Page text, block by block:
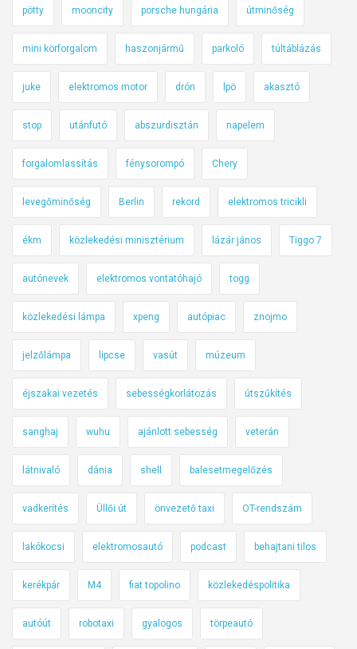
pötty mooncity porsche hungária útminőség
mini körforgalom haszonjármű parkoló túltáblázás
juke elektromos motor drón lpö akasztó
stop utánfutó abszurdisztán napelem
forgalomlassítás fénysorompó Chery
levegőminőség Berlin rekord elektromos tricikli
ékm közlekedési minisztérium lázár jános Tiggo 7
autónevek elektromos vontatóhajó togg
közlekedési lámpa xpeng autópiac znojmo
jelzőlámpa lipcse vasút múzeum
éjszakai vezetés sebességkorlátozás útszűkítés
sanghaj wuhu ajánlott sebesség veterán
látnivaló dánia shell balesetmegelőzés
vadkerítés Üllői út önvezető taxi OT-rendszám
lakókocsi elektromosautó podcast behajtani tilos
kerékpár M4 fiat topolino közlekedéspolitika
autóút robotaxi gyalogos törpeautó